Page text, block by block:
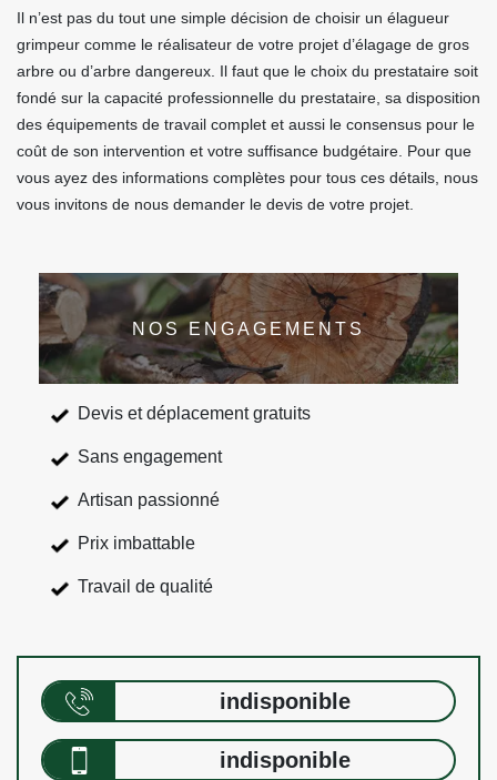
Il n’est pas du tout une simple décision de choisir un élagueur
grimpeur comme le réalisateur de votre projet d’élagage de gros
arbre ou d’arbre dangereux. Il faut que le choix du prestataire soit
fondé sur la capacité professionnelle du prestataire, sa disposition
des équipements de travail complet et aussi le consensus pour le
coût de son intervention et votre suffisance budgétaire. Pour que
vous ayez des informations complètes pour tous ces détails, nous
vous invitons de nous demander le devis de votre projet.
NOS ENGAGEMENTS
Devis et déplacement gratuits
Sans engagement
Artisan passionné
Prix imbattable
Travail de qualité
indisponible
indisponible